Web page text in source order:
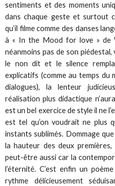
sentiments et des moments
dans chaque geste et surtout
qu’il filme comme des danses
à « In the Mood for love » de
néanmoins pas de son
le non dit et le silence
explicatifs (comme au temps du
dialogues), la lenteur
réalisation plus didactique
est un bel exercice de style il ne
est tel qu’on voudrait ne plus
instants sublimés. Dommage
la hauteur des deux premières,
peut-être aussi car la
l’éternité. C’est enfin un
rythme délicieusement